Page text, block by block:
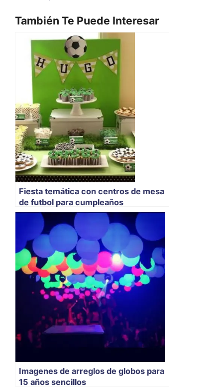
También Te Puede Interesar
Fiesta temática con centros de mesa
de futbol para cumpleaños
Imagenes de arreglos de globos para
15 años sencillos